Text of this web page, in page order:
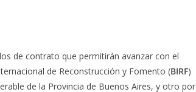
de contrato que permitirán avanzar con el
de Reconstrucción y Fomento (BIRF)
de la Provincia de Buenos Aires, y otro por